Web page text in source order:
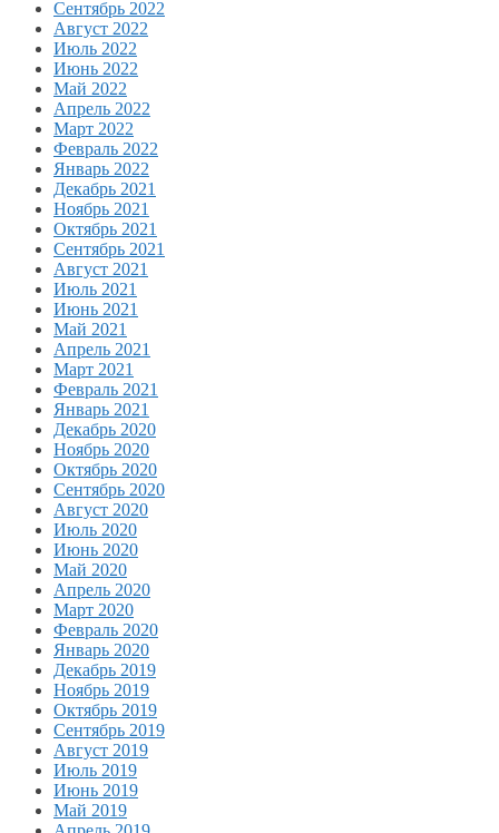
Сентябрь 2022
Август 2022
Июль 2022
Июнь 2022
Май 2022
Апрель 2022
Март 2022
Февраль 2022
Январь 2022
Декабрь 2021
Ноябрь 2021
Октябрь 2021
Сентябрь 2021
Август 2021
Июль 2021
Июнь 2021
Май 2021
Апрель 2021
Март 2021
Февраль 2021
Январь 2021
Декабрь 2020
Ноябрь 2020
Октябрь 2020
Сентябрь 2020
Август 2020
Июль 2020
Июнь 2020
Май 2020
Апрель 2020
Март 2020
Февраль 2020
Январь 2020
Декабрь 2019
Ноябрь 2019
Октябрь 2019
Сентябрь 2019
Август 2019
Июль 2019
Июнь 2019
Май 2019